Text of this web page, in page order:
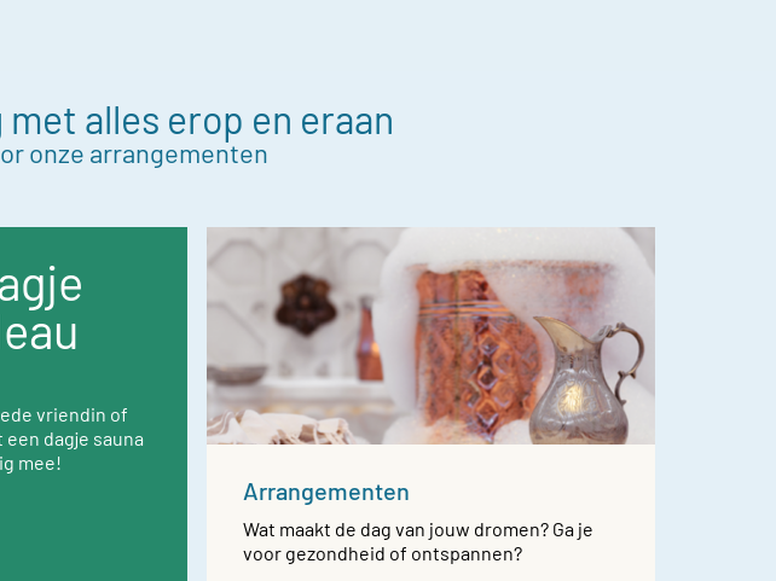
alles erop en eraan
onze arrangementen
vriendin of
dagje sauna
mee!
Arrangementen
Wat maakt de dag van jouw dromen? Ga je
voor gezondheid of ontspannen?